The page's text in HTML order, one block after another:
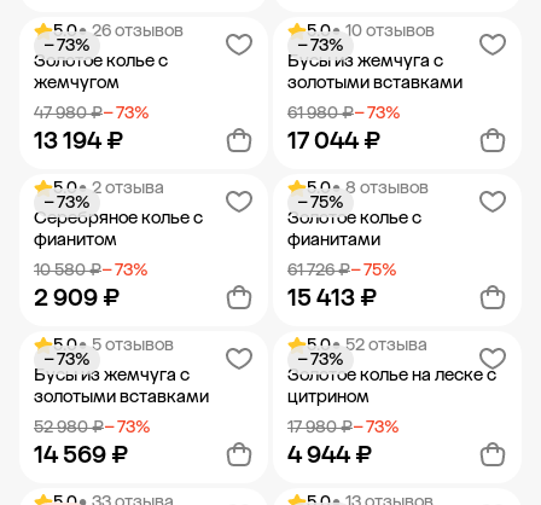
Добавить в корзину Добавить в корзину
5.0• 26 отзывов
Золотое колье с
жемчугом
47 980 ₽− 73%
13 194 ₽
− 73%
Добавить в корзину
5.0• 10 отзывов
Бусы из жемчуга с
золотыми вставками
61 980 ₽− 73%
17 044 ₽
− 73%
Добавить в корзину
5.0• 2 отзыва
Серебряное колье с
фианитом
10 580 ₽− 73%
2 909 ₽
− 73%
Добавить в корзину
5.0• 8 отзывов
Золотое колье с
фианитами
61 726 ₽− 75%
15 413 ₽
− 75%
Добавить в корзину
5.0• 5 отзывов
Бусы из жемчуга с
золотыми вставками
52 980 ₽− 73%
14 569 ₽
− 73%
5.0• 52 отзыва
Золотое колье на леске с
цитрином
17 980 ₽− 73%
4 944 ₽
− 73%